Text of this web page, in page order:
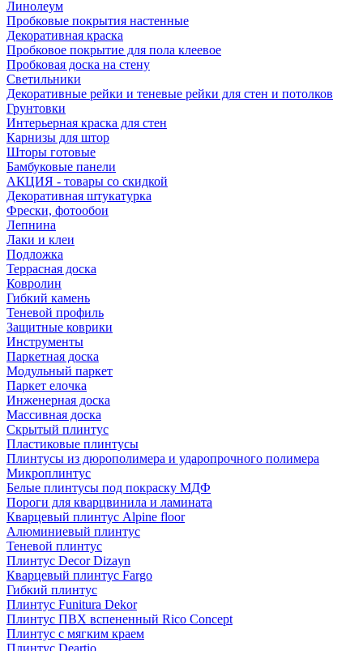
Линолеум
Пробковые покрытия настенные
Декоративная краска
Пробковое покрытие для пола клеевое
Пробковая доска на стену
Светильники
Декоративные рейки и теневые рейки для стен и потолков
Грунтовки
Интерьерная краска для стен
Карнизы для штор
Шторы готовые
Бамбуковые панели
АКЦИЯ - товары со скидкой
Декоративная штукатурка
Фрески, фотообои
Лепнина
Лаки и клеи
Подложка
Террасная доска
Ковролин
Гибкий камень
Теневой профиль
Защитные коврики
Инструменты
Паркетная доска
Модульный паркет
Паркет елочка
Инженерная доска
Массивная доска
Скрытый плинтус
Пластиковые плинтусы
Плинтусы из дюрополимера и ударопрочного полимера
Микроплинтус
Белые плинтусы под покраску МДФ
Пороги для кварцвинила и ламината
Кварцевый плинтус Alpine floor
Алюминиевый плинтус
Теневой плинтус
Плинтус Decor Dizayn
Кварцевый плинтус Fargo
Гибкий плинтус
Плинтус Funitura Dekor
Плинтус ПВХ вспененный Rico Concept
Плинтус с мягким краем
Плинтус Deartio